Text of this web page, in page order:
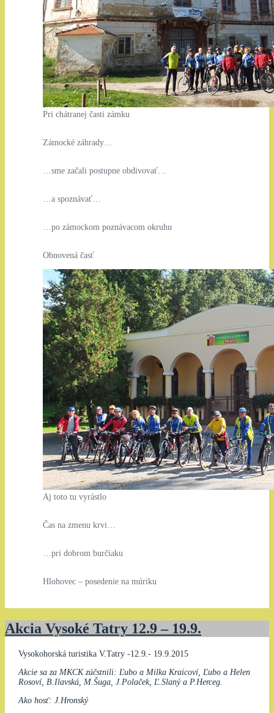
Pri chátranej časti zámku
Zámocké záhrady…
…sme začali postupne obdivovať…
…a spoznávať…
…po zámockom poznávacom okruhu
Obnovená časť
Aj toto tu vyrástlo
Čas na zmenu krvi…
…pri dobrom burčiaku
Hlohovec – posedenie na múriku
Akcia Vysoké Tatry 12.9 – 19.9.
Vysokohorská turistika V.Tatry -12.9.- 19.9.2015
Akcie sa za MKCK zúčstnili: Ľubo a Milka Kraicoví, Ľubo a Helen
Rosoví, B.Ilavská, M.Šuga, J.Polaček, Ľ.Slaný a P.Herceg.
Ako hosť: J.Hronský